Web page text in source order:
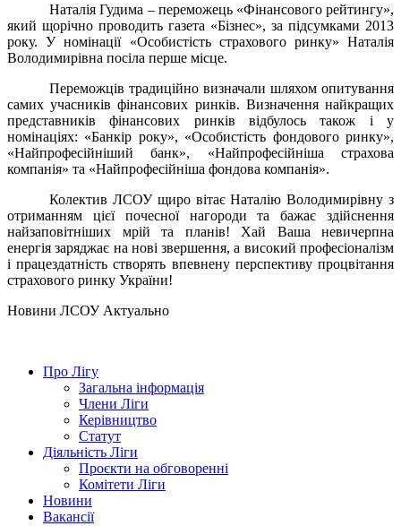
Наталія Гудима – переможець «Фінансового рейтингу»,
який щорічно проводить газета «Бізнес», за підсумками 2013
року. У номінації «Особистість страхового ринку» Наталія
Володимирівна посіла перше місце.
Переможців традиційно визначали шляхом опитування
самих учасників фінансових ринків. Визначення найкращих
представників фінансових ринків відбулось також і у
номінаціях: «Банкір року», «Особистість фондового ринку»,
«Найпрофесійніший банк», «Найпрофесійніша страхова
компанія» та «Найпрофесійніша фондова компанія».
Колектив ЛСОУ щиро вітає Наталію Володимирівну з
отриманням цієї почесної нагороди та бажає здійснення
найзаповітніших мрій та планів! Хай Ваша невичерпна
енергія заряджає на нові звершення, а високий професіоналізм
і працездатність створять впевнену перспективу процвітання
страхового ринку України!
Hовини ЛСОУ Актуально
Про Лігу
Загальна інформація
Члени Ліги
Керівництво
Статут
Діяльність Ліги
Проєкти на обговоренні
Комітети Ліги
Новини
Вакансії